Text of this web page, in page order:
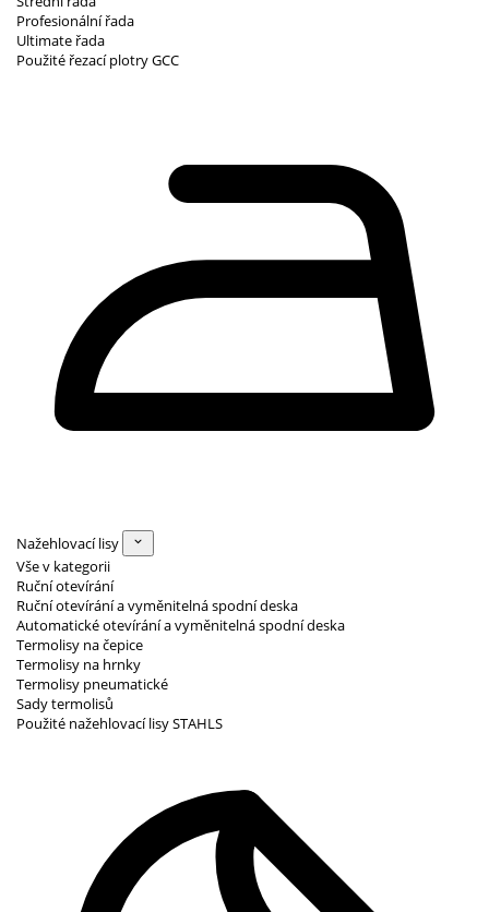
Profesionální řada
Ultimate řada
Použité řezací plotry GCC
Nažehlovací lisy
Vše v kategorii
Ruční otevírání
Ruční otevírání a vyměnitelná spodní deska
Automatické otevírání a vyměnitelná spodní deska
Termolisy na čepice
Termolisy na hrnky
Termolisy pneumatické
Sady termolisů
Použité nažehlovací lisy STAHLS